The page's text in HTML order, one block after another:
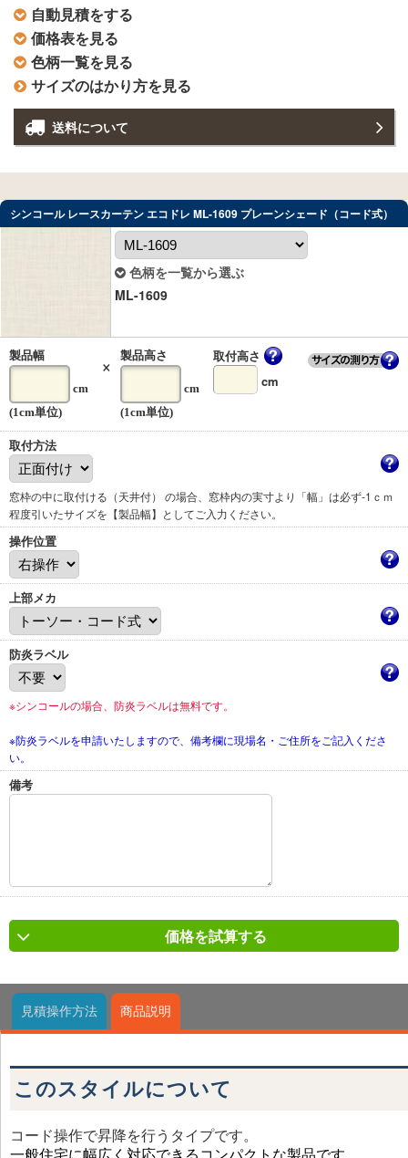
自動見積をする
価格表を見る
色柄一覧を見る
サイズのはかり方を見る
送料について
シンコール レースカーテン エコドレ ML-1609 プレーンシェード（コード式）
色柄を一覧から選ぶ
ML-1609
製品幅
cm
(1cm単位)
× 製品高さ
cm
(1cm単位)
取付高さ
cm
取付方法
窓枠の中に取付ける（天井付） の場合、窓枠内の実寸より「幅」は必ず-1ｃｍ
程度引いたサイズを【製品幅】としてご入力ください。
操作位置
上部メカ
防炎ラベル
※シンコールの場合、防炎ラベルは無料です。
※防炎ラベルを申請いたしますので、備考欄に現場名・ご住所をご記入くださ
い。
備考
価格を試算する
見積操作方法 商品説明